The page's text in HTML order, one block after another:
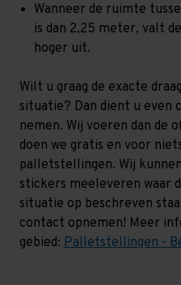
Wanneer de ruimte
is dan 2,25 meter, valt
hoger uit.
Wilt u graag de exacte
situatie? Dan dient u even
nemen. Wij voeren dan de
doen we gratis en voor
palletstellingen. Wij
stickers meeleveren waar
situatie op beschreven
contact opnemen! Meer
gebied: Palletstellingen -